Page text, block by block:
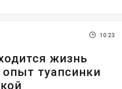
10:23
жизнь
туапсинки